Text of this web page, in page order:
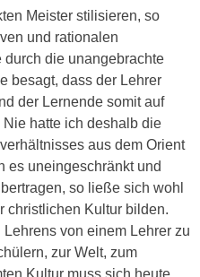
Meister stilisieren, so
und rationalen
durch die unangebrachte
besagt, dass der Lehrer
der Lernende somit auf
hatte ich deshalb die
aus dem Orient
es uneingeschränkt und
so ließe sich wohl
christlichen Kultur bilden.
von einem Lehrer zu
zur Welt, zum
Kultur muss sich heute